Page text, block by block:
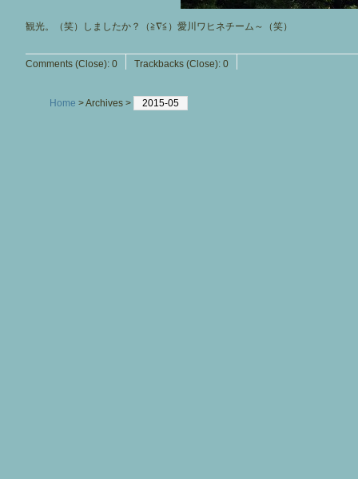
観光。（笑）しましたか？（≧∇≦）愛川ワヒネチーム～（笑）
Comments (Close):0 Trackbacks (Close):0
Home > Archives > 2015-05